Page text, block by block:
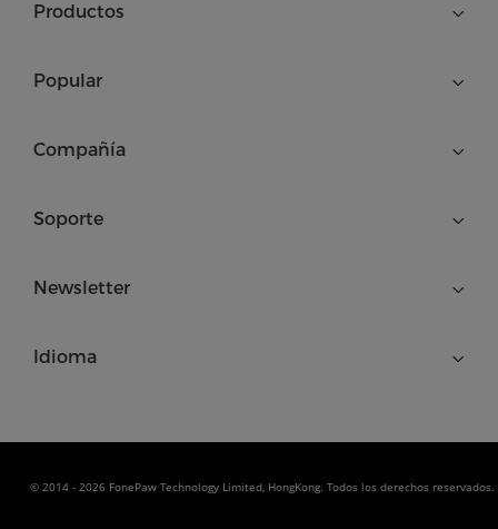
Productos
Popular
Compañía
Soporte
Newsletter
Idioma
© 2014 - 2026 FonePaw Technology Limited, HongKong. Todos los derechos reservados.